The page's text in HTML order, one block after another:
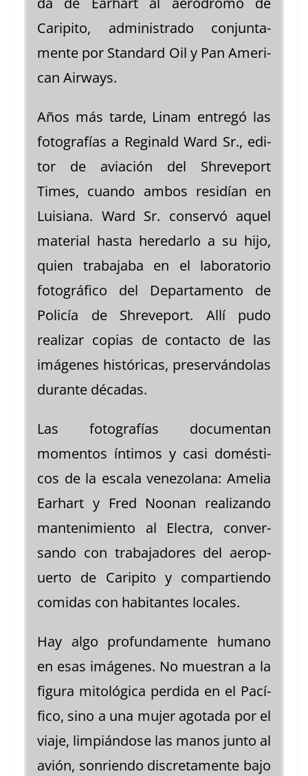
Carip­i­to, admin­istra­do con­jun­ta­
mente por Stan­dard Oil y Pan Amer­i­
can Airways.
Años más tarde, Linam entregó las
fotografías a Regi­nald Ward Sr., edi­
tor de aviación del Shreve­port
Times, cuan­do ambos residían en
Luisiana. Ward Sr. con­servó aquel
mate­r­i­al has­ta heredar­lo a su hijo,
quien tra­ba­ja­ba en el lab­o­ra­to­rio
fotográ­fi­co del Depar­ta­men­to de
Policía de Shreve­port. Allí pudo
realizar copias de con­tac­to de las
imá­genes históri­c­as, pre­serván­dolas
durante décadas.
Las fotografías doc­u­men­tan
momen­tos ínti­mos y casi domés­ti­
cos de la escala vene­zolana: Amelia
Earhart y Fred Noo­nan real­izan­do
man­ten­imien­to al Elec­tra, con­ver­
san­do con tra­ba­jadores del aerop­
uer­to de Carip­i­to y com­par­tien­do
comi­das con habi­tantes locales.
Hay algo pro­fun­da­mente humano
en esas imá­genes. No mues­tran a la
figu­ra mitológ­i­ca per­di­da en el Pací­
fi­co, sino a una mujer ago­ta­da por el
via­je, limpián­dose las manos jun­to al
avión, son­rien­do disc­re­ta­mente bajo